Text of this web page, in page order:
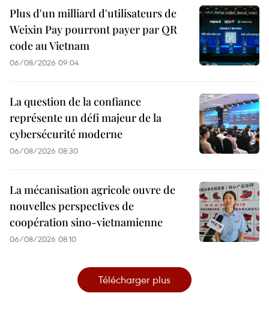
Plus d'un milliard d'utilisateurs de
Weixin Pay pourront payer par QR
code au Vietnam
06/08/2026 09:04
La question de la confiance
représente un défi majeur de la
cybersécurité moderne
06/08/2026 08:30
La mécanisation agricole ouvre de
nouvelles perspectives de
coopération sino-vietnamienne
06/08/2026 08:10
Télécharger plus